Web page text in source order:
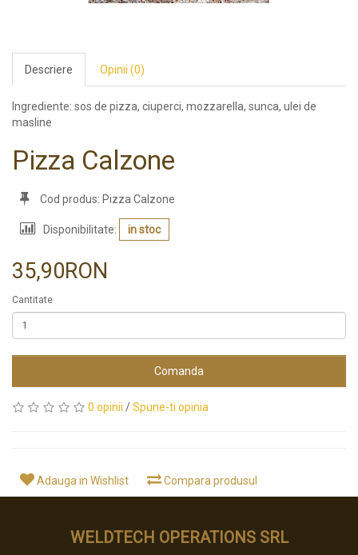
Descriere Opinii (0)
Ingrediente: sos de pizza, ciuperci, mozzarella, sunca, ulei de
masline
Pizza Calzone
Cod produs: Pizza Calzone
Disponibilitate: in stoc
35,90RON
Cantitate
Comanda
0 opinii /Spune-ti opinia
Adauga in Wishlist Compara produsul
WELDTECH OPERATIONS SRL